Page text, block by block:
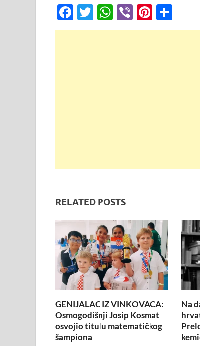
F
ac
T
w
W
h
Vi
b
Pi
nt h
RELATED POSTS
GENIJALAC IZ VINKOVACA:
Osmogodišnji Josip Kosmat
osvojio titulu matematičkog
šampiona
Na